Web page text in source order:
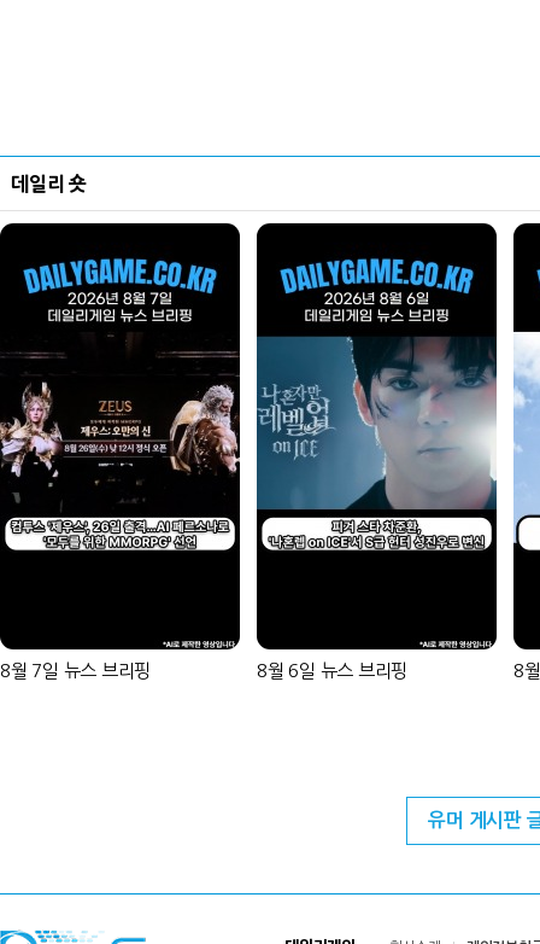
데일리 숏
8월 7일 뉴스 브리핑 8월 6일 뉴스 브리핑 8
유머 게시판